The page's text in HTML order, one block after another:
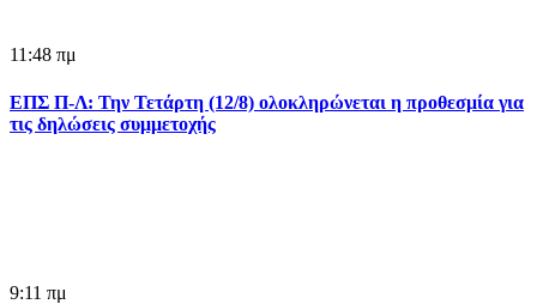
11:48 πμ
ΕΠΣ Π-Λ: Την Τετάρτη (12/8) ολοκληρώνεται η προθεσμία για
τις δηλώσεις συμμετοχής
9:11 πμ